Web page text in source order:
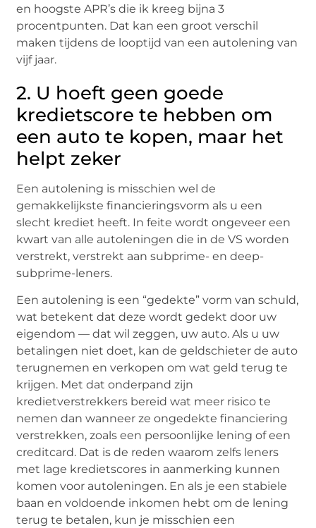
en hoogste APR’s die ik kreeg bijna 3
procentpunten. Dat kan een groot verschil
maken tijdens de looptijd van een autolening van
vijf jaar.
2. U hoeft geen goede
kredietscore te hebben om
een auto te kopen, maar het
helpt zeker
Een autolening is misschien wel de
gemakkelijkste financieringsvorm als u een
slecht krediet heeft. In feite wordt ongeveer een
kwart van alle autoleningen die in de VS worden
verstrekt, verstrekt aan subprime- en deep-
subprime-leners.
Een autolening is een “gedekte” vorm van schuld,
wat betekent dat deze wordt gedekt door uw
eigendom — dat wil zeggen, uw auto. Als u uw
betalingen niet doet, kan de geldschieter de auto
terugnemen en verkopen om wat geld terug te
krijgen. Met dat onderpand zijn
kredietverstrekkers bereid wat meer risico te
nemen dan wanneer ze ongedekte financiering
verstrekken, zoals een persoonlijke lening of een
creditcard. Dat is de reden waarom zelfs leners
met lage kredietscores in aanmerking kunnen
komen voor autoleningen. En als je een stabiele
baan en voldoende inkomen hebt om de lening
terug te betalen, kun je misschien een